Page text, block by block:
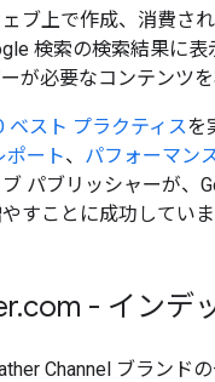
ェブ上で作成、消費さ
検索の検索結果に
ーが必要なコンテンツ
ベスト プラクティスを
ポート、 パフォーマン
ブ パブリッシャーが
やすことに成功してい
.com - インデ
Channel ブランド